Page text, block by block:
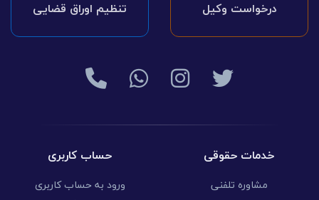
درخواست وکیل تنظیم اوراق قضایی
خدمات حقوقی
مشاوره تلفنی
حساب کاربری
ورود به حساب کاربری